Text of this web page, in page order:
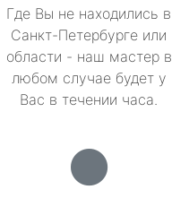
Где Вы не находились в
Санкт-Петербурге или
области - наш мастер в
любом случае будет у
Вас в течении часа.